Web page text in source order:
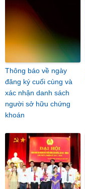
Thông báo về ngày
đăng ký cuối cùng và
xác nhận danh sách
người sở hữu chứng
khoán